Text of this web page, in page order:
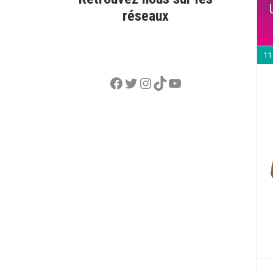
réseaux
Facebook
Twitter
Instagram
TikTok
YouTube
11